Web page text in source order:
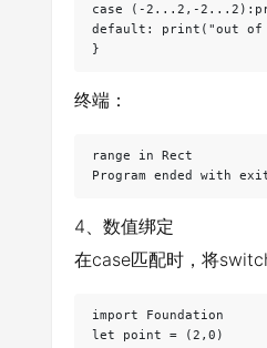
case (-2...2,-
default: print("out of
终端：
range in Rect
4、数值绑定
在case匹配时，将
import Foundation
let point = (2,0)